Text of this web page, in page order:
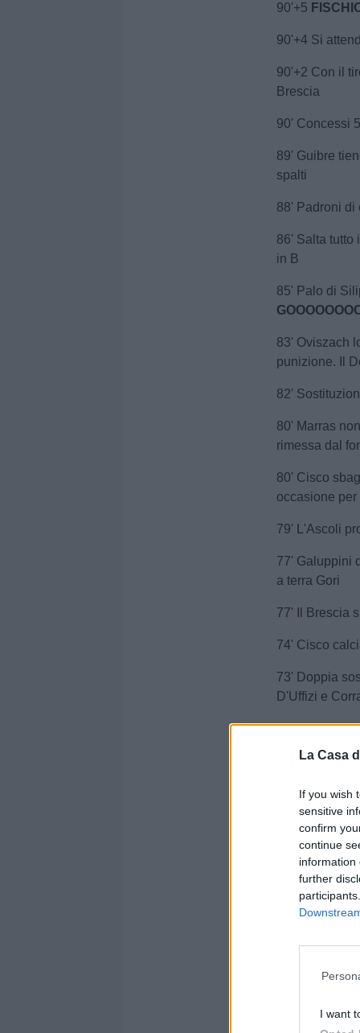
La Casa
If you wish
sensitive
confirm
continue
information
further
I want
90'+5
90'+4 Si
90'+2 Con il
Brescia
90' Concessi
89' Guibre
spalti
88' Padroni di
86' Salta tutto
in B
85' Palo di
83' Oviszach
punizione. Il
82'
80' Marras
rimessa dal
80' Cisco
occasione per
79' L'Ascoli
77' Galuppini
a terra Gori
77' Il Brescia
74' Cisco
73' Doppia
D'Uffizi e
73' Curado
71' Calcio
71' Ascoli
70'
traversa.
69' Armati
dell'arbitro
68' Doppia